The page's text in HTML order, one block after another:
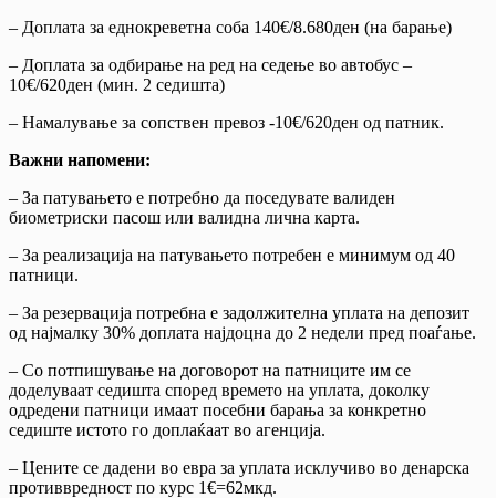
– Доплата за еднокреветна соба 140€/8.680ден (на барање)
– Доплата за одбирање на ред на седење во автобус –
10€/620ден (мин. 2 седишта)
– Намалување за сопствен превоз -10€/620ден од патник.
Важни напомени:
– За патувањето е потребно да поседувате валиден
биометриски пасош или валидна лична карта.
– За реализација на патувањето потребен е минимум од 40
патници.
– За резервација потребна е задолжителна уплата на депозит
од најмалку 30% доплата најдоцна до 2 недели пред поаѓање.
– Со потпишување на договорот на патниците им се
доделуваат седишта според времето на уплата, доколку
одредени патници имаат посебни барања за конкретно
седиште истото го доплаќаат во агенција.
– Цените се дадени во евра за уплата исклучиво во денарска
противвредност по курс 1€=62мкд.